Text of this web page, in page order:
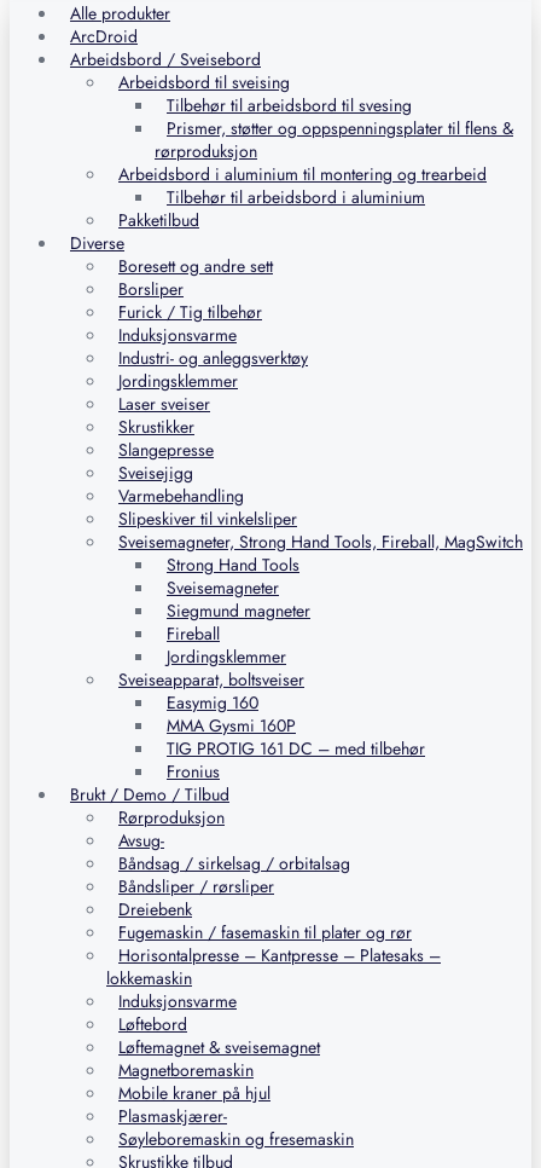
Alle produkter
ArcDroid
Arbeidsbord / Sveisebord
Arbeidsbord til sveising
Tilbehør til arbeidsbord til svesing
Prismer, støtter og oppspenningsplater til flens &
rørproduksjon
Arbeidsbord i aluminium til montering og trearbeid
Tilbehør til arbeidsbord i aluminium
Pakketilbud
Diverse
Boresett og andre sett
Borsliper
Furick / Tig tilbehør
Induksjonsvarme
Industri- og anleggsverktøy
Jordingsklemmer
Laser sveiser
Skrustikker
Slangepresse
Sveisejigg
Varmebehandling
Slipeskiver til vinkelsliper
Sveisemagneter, Strong Hand Tools, Fireball, MagSwitch
Strong Hand Tools
Sveisemagneter
Siegmund magneter
Fireball
Jordingsklemmer
Sveiseapparat, boltsveiser
Easymig 160
MMA Gysmi 160P
TIG PROTIG 161 DC – med tilbehør
Fronius
Brukt / Demo / Tilbud
Rørproduksjon
Avsug-
Båndsag / sirkelsag / orbitalsag
Båndsliper / rørsliper
Dreiebenk
Fugemaskin / fasemaskin til plater og rør
Horisontalpresse – Kantpresse – Platesaks –
lokkemaskin
Induksjonsvarme
Løftebord
Løftemagnet & sveisemagnet
Magnetboremaskin
Mobile kraner på hjul
Plasmaskjærer-
Søyleboremaskin og fresemaskin
Skrustikke tilbud